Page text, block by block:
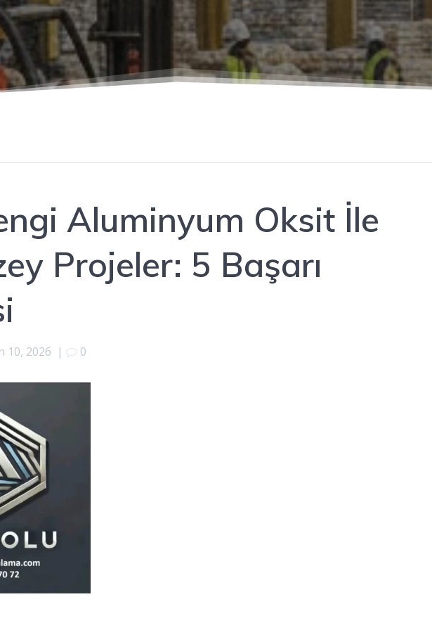
Aluminyum Oksit İle
Projeler: 5 Başarı
10, 2026 | 0